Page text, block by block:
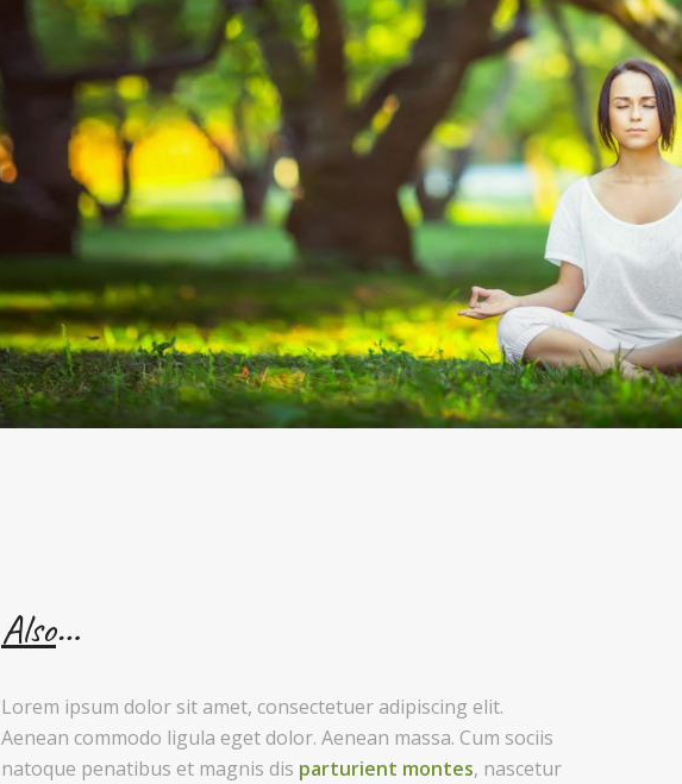
Also…
Lorem ipsum dolor sit amet, consectetuer adipiscing elit.
Aenean commodo ligula eget dolor. Aenean massa. Cum sociis
natoque penatibus et magnis dis parturient montes, nascetur